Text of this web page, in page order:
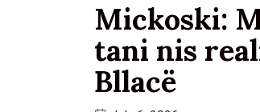
Mickoski:
tani nis
Bllacë